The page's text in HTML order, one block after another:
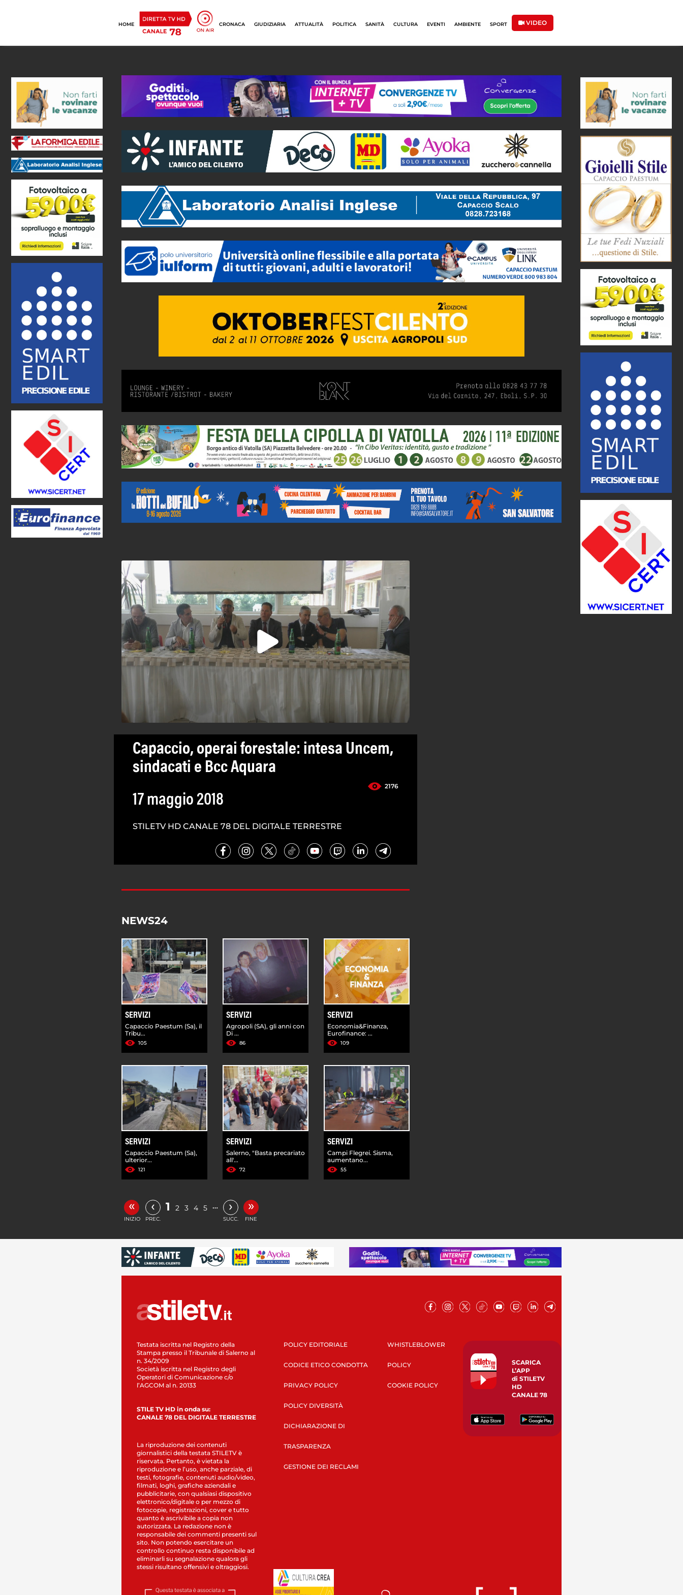
HOME CRONACA GIUDIZIARIA ATTUALITÀ POLITICA SANITÀ CULTURA EVENTI AMBIENTE SPORT VIDEO
Capaccio, operai forestale: intesa Uncem,
sindacati e Bcc Aquara
2176
17 maggio 2018
STILETV HD CANALE 78 DEL DIGITALE TERRESTRE
NEWS24
SERVIZI
Capaccio Paestum (Sa), il
Tribu...
105
SERVIZI
Agropoli (SA), gli anni con
Di ...
86
SERVIZI
Economia&Finanza,
Eurofinance: ...
109
SERVIZI
Capaccio Paestum (Sa),
ulterior...
121
SERVIZI
Salerno, "Basta precariato
all'...
72
SERVIZI
Campi Flegrei. Sisma,
aumentano...
55
«
INIZIO
‹
PREC.
1 2 3 4 5 … ›
SUCC.
»
FINE
Testata iscritta nel Registro della
Stampa presso il Tribunale di Salerno al
n. 34/2009
Società iscritta nel Registro degli
Operatori di Comunicazione c/o
l’AGCOM al n. 20133
STILE TV HD in onda su:
CANALE 78 DEL DIGITALE TERRESTRE
La riproduzione dei contenuti
giornalistici della testata STILETV è
riservata. Pertanto, è vietata la
riproduzione e l’uso, anche parziale, di
testi, fotografie, contenuti audio/video,
filmati, loghi, grafiche aziendali e
pubblicitarie, con qualsiasi dispositivo
elettronico/digitale o per mezzo di
fotocopie, registrazioni, cover e tutto
quanto è ascrivibile a copia non
autorizzata. La redazione non è
responsabile dei commenti presenti sul
sito. Non potendo esercitare un
controllo continuo resta disponibile ad
eliminarli su segnalazione qualora gli
stessi risultano offensivi e oltraggiosi.
POLICY EDITORIALE
CODICE ETICO CONDOTTA
PRIVACY POLICY
POLICY DIVERSITÀ
DICHIARAZIONE DI
TRASPARENZA
GESTIONE DEI RECLAMI
WHISTLEBLOWER
POLICY
COOKIE POLICY
SCARICA
L’APP
di STILETV
HD
CANALE 78